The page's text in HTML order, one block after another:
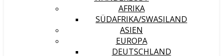
AFRIKA
SÜDAFRIKA/SWASILAND
ASIEN
EUROPA
DEUTSCHLAND